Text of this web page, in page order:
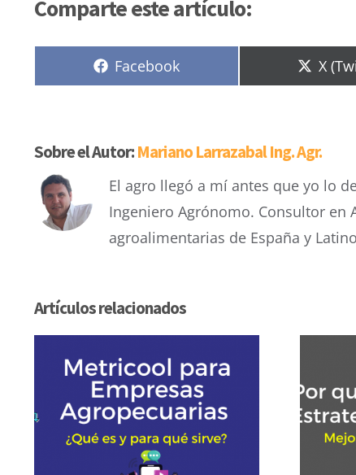
Comparte este artículo:
Compartir
en
Facebook
en
X
Sobre el Autor:Mariano Larrazabal Ing. Agr.
El agro llegó a mí antes que yo lo
Ingeniero Agrónomo. Consultor en
agroalimentarias de España y
Artículos relacionados